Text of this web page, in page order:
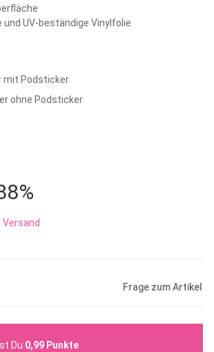
UV-beständige Vinylfolie
mit Podsticker
ohne Podsticker
Versand
Frage zum Artikel
Du 0,99 Punkte